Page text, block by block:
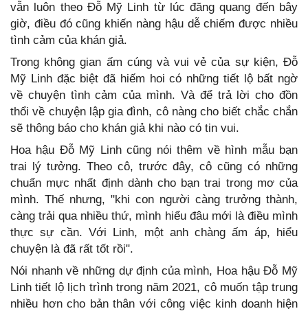
vẫn luôn theo Đỗ Mỹ Linh từ lúc đăng quang đến bây
giờ, điều đó cũng khiến nàng hậu dễ chiếm được nhiều
tình cảm của khán giả.
Trong không gian ấm cúng và vui vẻ của sự kiện, Đỗ
Mỹ Linh đặc biệt đã hiếm hoi có những tiết lộ bất ngờ
về chuyện tình cảm của mình. Và để trả lời cho đồn
thổi về chuyện lập gia đình, cô nàng cho biết chắc chắn
sẽ thông báo cho khán giả khi nào có tin vui.
Hoa hậu Đỗ Mỹ Linh cũng nói thêm về hình mẫu bạn
trai lý tưởng. Theo cô, trước đây, cô cũng có những
chuẩn mực nhất định dành cho bạn trai trong mơ của
mình. Thế nhưng, "khi con người càng trưởng thành,
càng trải qua nhiều thứ, mình hiểu đâu mới là điều mình
thực sự cần. Với Linh, một anh chàng ấm áp, hiểu
chuyện là đã rất tốt rồi".
Nói nhanh về những dự định của mình, Hoa hậu Đỗ Mỹ
Linh tiết lộ lịch trình trong năm 2021, cô muốn tập trung
nhiều hơn cho bản thân với công việc kinh doanh hiện